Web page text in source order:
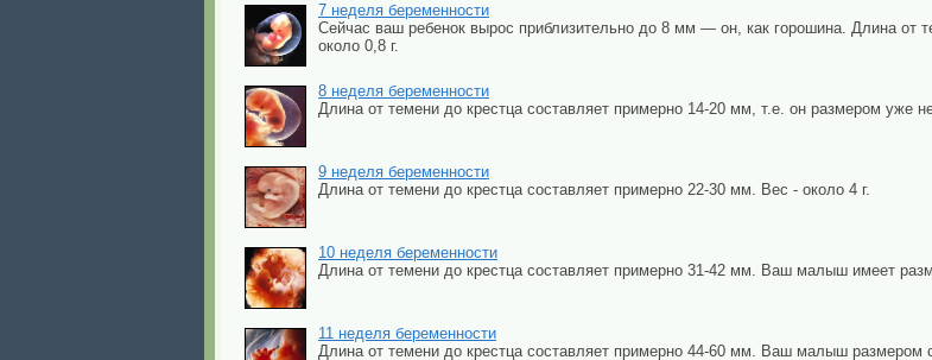
7 неделя беременности
Сейчас ваш ребенок вырос приблизительно до 8 мм — он, как горошина. Длина от
около 0,8 г.
8 неделя беременности
Длина от темени до крестца составляет примерно 14-20 мм, т.е. он размером уже
9 неделя беременности
Длина от темени до крестца составляет примерно 22-30 мм. Вес - около 4 г.
10 неделя беременности
Длина от темени до крестца составляет примерно 31-42 мм. Ваш малыш имеет
11 неделя беременности
Длина от темени до крестца составляет примерно 44-60 мм. Ваш малыш размером